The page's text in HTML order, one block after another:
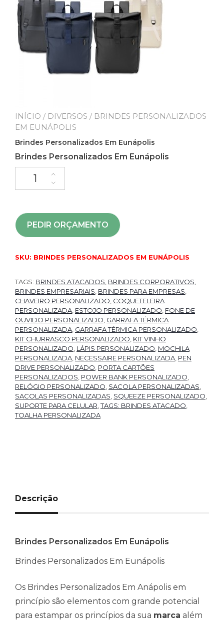
INÍCIO / DIVERSOS / BRINDES PERSONALIZADOS
EM EUNÁPOLIS
Brindes Personalizados Em Eunápolis
Brindes Personalizados Em Eunápolis
PEDIR ORÇAMENTO
SKU: BRINDES PERSONALIZADOS EM EUNÁPOLIS
TAGS: BRINDES ATACADOS BRINDES CORPORATIVOS
BRINDES EMPRESARIAIS BRINDES PARA EMPRESAS
CHAVEIRO PERSONALIZADO COQUETELEIRA
PERSONALIZADA ESTOJO PERSONALIZADO FONE DE
OUVIDO PERSONALIZADO GARRAFA TÉRMICA
PERSONALIZADA GARRAFA TÉRMICA PERSONALIZADO
KIT CHURRASCO PERSONALIZADO KIT VINHO
PERSONALIZADO LÁPIS PERSONALIZADO MOCHILA
PERSONALIZADA NECESSAIRE PERSONALIZADA PEN
DRIVE PERSONALIZADO PORTA CARTÕES
PERSONALIZADOS POWER BANK PERSONALIZADO
RELÓGIO PERSONALIZADO SACOLA PERSONALIZADAS
SACOLAS PERSONALIZADAS SQUEEZE PERSONALIZADO
SUPORTE PARA CELULAR ,TAGS: BRINDES ATACADO
TOALHA PERSONALIZADA
Descrição
Brindes Personalizados Em Eunápolis
Brindes Personalizados Em Eunápolis
Os Brindes Personalizados Em Anápolis em
princípio são elementos com grande potencial
para estampar os princípios da sua marca além